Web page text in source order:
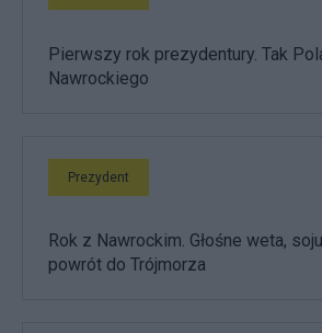
Pierwszy rok prezydentury. Tak
Nawrockiego
Prezydent
Rok z Nawrockim. Głośne weta,
powrót do Trójmorza